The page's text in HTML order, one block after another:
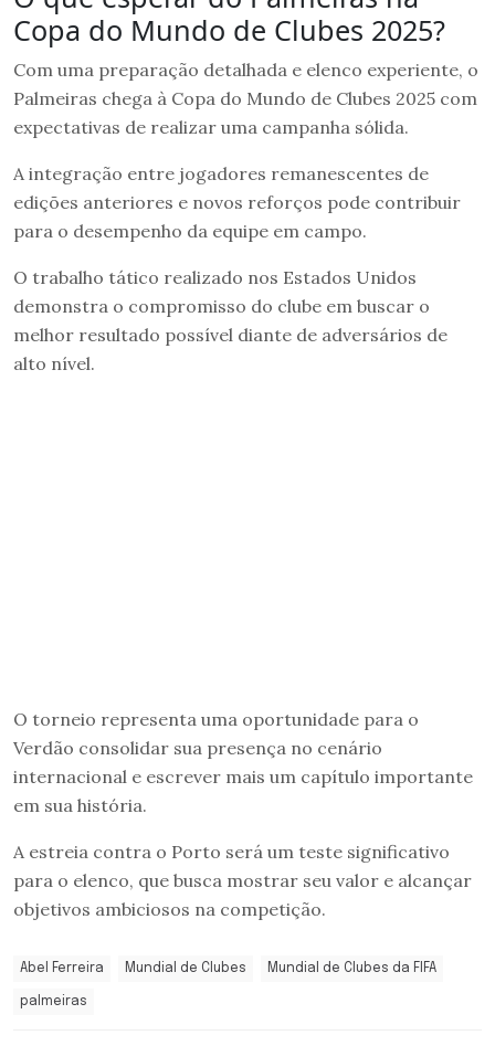
Copa do Mundo de Clubes 2025?
Com uma preparação detalhada e elenco experiente, o
Palmeiras chega à Copa do Mundo de Clubes 2025 com
expectativas de realizar uma campanha sólida.
A integração entre jogadores remanescentes de
edições anteriores e novos reforços pode contribuir
para o desempenho da equipe em campo.
O trabalho tático realizado nos Estados Unidos
demonstra o compromisso do clube em buscar o
melhor resultado possível diante de adversários de
alto nível.
O torneio representa uma oportunidade para o
Verdão consolidar sua presença no cenário
internacional e escrever mais um capítulo importante
em sua história.
A estreia contra o Porto será um teste significativo
para o elenco, que busca mostrar seu valor e alcançar
objetivos ambiciosos na competição.
Abel Ferreira Mundial de Clubes Mundial de Clubes da FIFA
palmeiras